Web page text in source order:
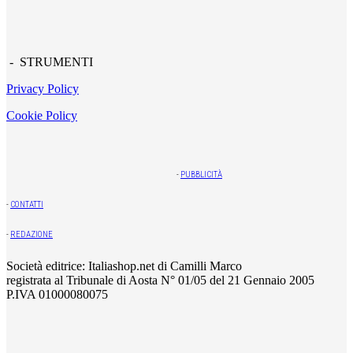
- STRUMENTI
Privacy Policy
Cookie Policy
- PUBBLICITÀ
- CONTATTI
- REDAZIONE
Società editrice: Italiashop.net di Camilli Marco
registrata al Tribunale di Aosta N° 01/05 del 21 Gennaio 2005
P.IVA 01000080075